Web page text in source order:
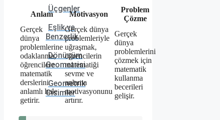
Üçgenler
Eşlik ve
Benzerlik
Dönüşüm
Geometrisi
Geometrik
Cisimler
Anlam Motivasyon
Problem
Çözme
Gerçek
dünya
problemlerine
odaklanma,
öğrencilere
matematik
derslerini
anlamlı hale
getirir.
Gerçek dünya
problemleriyle
uğraşmak,
öğrencilerin
matematiği
sevme ve
anlama
motivasyonunu
artırır.
Gerçek
dünya
problemlerini
çözmek için
matematik
kullanma
becerileri
gelişir.